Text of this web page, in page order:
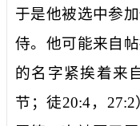
于是他被选中参
侍。他可能来自
的名字紧挨着来
节；徒20:4， 27:2